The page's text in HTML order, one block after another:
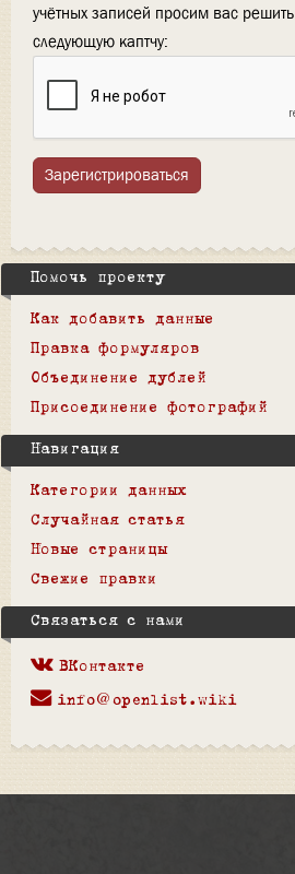
учётных записей просим вас решить
следующую каптчу:
Зарегистрироваться
Помочь проекту
Как добавить данные
Правка формуляров
Объединение дублей
Присоединение фотографий
Навигация
Категории данных
Случайная статья
Новые страницы
Свежие правки
Связаться с нами
ВКонтакте
info@openlist.wiki